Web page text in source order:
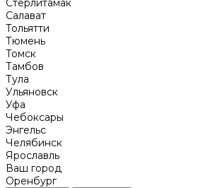
Стерлитамак
Салават
Тольятти
Тюмень
Томск
Тамбов
Тула
Ульяновск
Уфа
Чебоксары
Энгельс
Челябинск
Ярославль
Ваш город
Оренбург